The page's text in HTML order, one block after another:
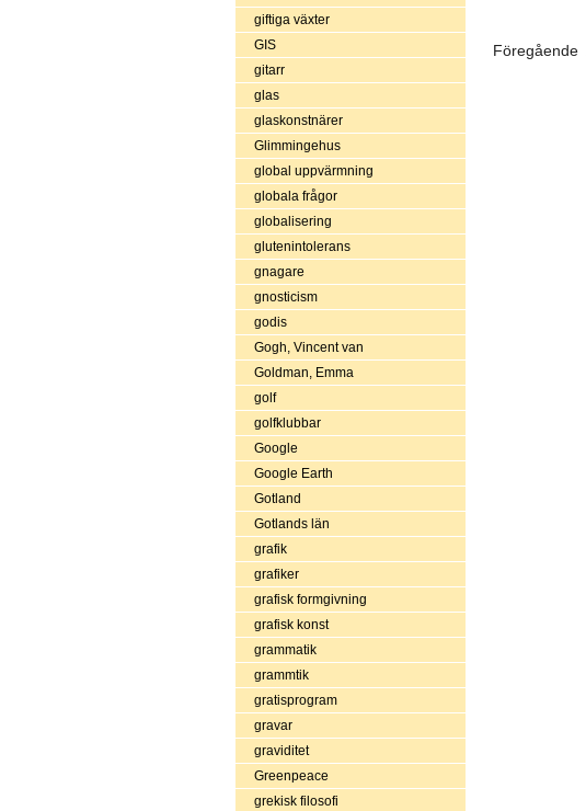
giftiga växter
GIS
gitarr
glas
glaskonstnärer
Glimmingehus
global uppvärmning
globala frågor
globalisering
glutenintolerans
gnagare
gnosticism
godis
Gogh, Vincent van
Goldman, Emma
golf
golfklubbar
Google
Google Earth
Gotland
Gotlands län
grafik
grafiker
grafisk formgivning
grafisk konst
grammatik
grammtik
gratisprogram
gravar
graviditet
Greenpeace
grekisk filosofi
Föregående